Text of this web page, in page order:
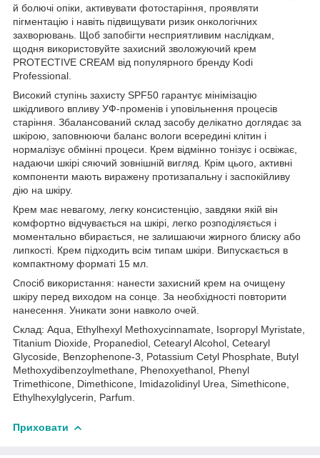
й болючі опіки, активувати фотостаріння, проявляти
пігментацію і навіть підвищувати ризик онкологічних
захворювань. Щоб запобігти несприятливим наслідкам,
щодня використовуйте захисний зволожуючий крем
PROTECTIVE CREAM від популярного бренду Kodi
Professional.
Високий ступінь захисту SPF50 гарантує мінімізацію
шкідливого впливу УФ-променів і уповільнення процесів
старіння. Збалансований склад засобу делікатно доглядає за
шкірою, заповнюючи баланс вологи всередині клітин і
нормалізує обмінні процеси. Крем відмінно тонізує і освіжає,
надаючи шкірі сяючий зовнішній вигляд. Крім цього, активні
компоненти мають виражену протизапальну і заспокійливу
дію на шкіру.
Крем має невагому, легку консистенцію, завдяки якій він
комфортно відчувається на шкірі, легко розподіляється і
моментально вбирається, не залишаючи жирного блиску або
липкості. Крем підходить всім типам шкіри. Випускається в
компактному форматі 15 мл.
Спосіб використання: нанести захисний крем на очищену
шкіру перед виходом на сонце. За необхідності повторити
нанесення. Уникати зони навколо очей.
Склад: Aqua, Ethylhexyl Methoxycinnamate, Isopropyl Myristate,
Titanium Dioxide, Propanediol, Cetearyl Alcohol, Cetearyl
Glycoside, Benzophenone-3, Potassium Cetyl Phosphate, Butyl
Methoxydibenzoylmethane, Phenoxyethanol, Phenyl
Trimethicone, Dimethicone, Imidazolidinyl Urea, Simethicone,
Ethylhexylglycerin, Parfum.
Приховати